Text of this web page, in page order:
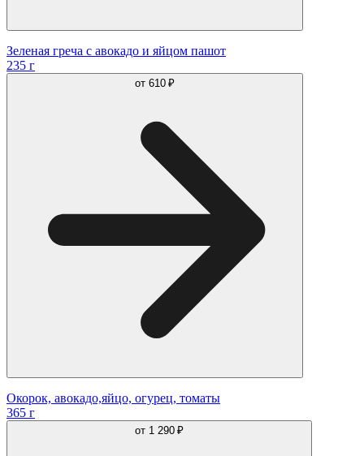
Зеленая греча с авокадо и яйцом пашот
235 г
от 610 ₽
Окорок, авокадо,яйцо, огурец, томаты
365 г
от 1 290 ₽